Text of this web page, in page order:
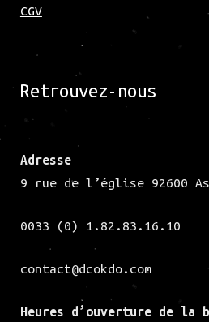
CGV
Retrouvez-nous
Adresse
9 rue de l’église 92600
0033 (0) 1.82.83.16.10
contact@dcokdo.com
Heures d’ouverture de la